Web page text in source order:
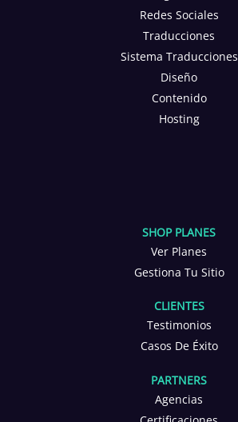
Redes Sociales
Traducciones
Sistema Traducciones
Diseño
Contenido
Hosting
SHOP PLANES
Ver Planes
Gestiona Tu Sitio
CLIENTES
Testimonios
Casos De Éxito
PARTNERS
Agencias